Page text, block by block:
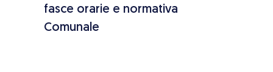
fasce orarie e normativa
Comunale